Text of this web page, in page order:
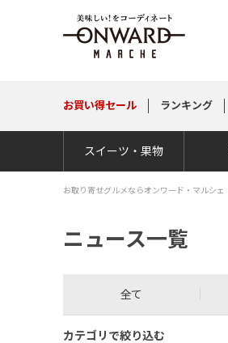
お買い得セール ランキング
スイーツ・果物
お取り寄せグルメならオンワード・マルシェ
ニュース一覧
全て
カテゴリで絞り込む